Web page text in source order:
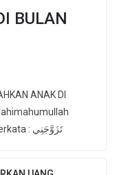
BULAN
ANAK DI
Ta’ala Dari Aisyah radhiyallahu ‘anha berkata : تَزَوَّجَنِي